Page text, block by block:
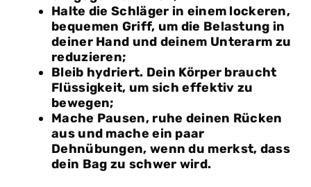
Halte die Schläger in einem lockeren,
bequemen Griff, um die Belastung in
deiner Hand und deinem Unterarm zu
reduzieren;
Bleib hydriert. Dein Körper braucht
Flüssigkeit, um sich effektiv zu
bewegen;
Mache Pausen, ruhe deinen Rücken
aus und mache ein paar
Dehnübungen, wenn du merkst, dass
dein Bag zu schwer wird.